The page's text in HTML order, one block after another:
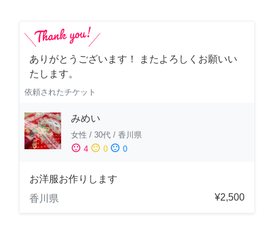
ありがとうございます！ またよろしくお願いい
たします。
依頼されたチケット
みめい
女性 / 30代 / 香川県
sentiment_satisfied 4 sentiment_neutral 0 sentiment_dissatisfied 0
お洋服お作りします
香川県
¥2,500